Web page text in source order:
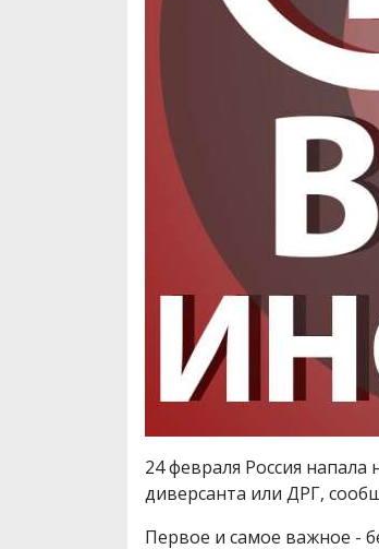
24 февраля Россия
диверсанта или ДРГ,
Первое и самое важное -